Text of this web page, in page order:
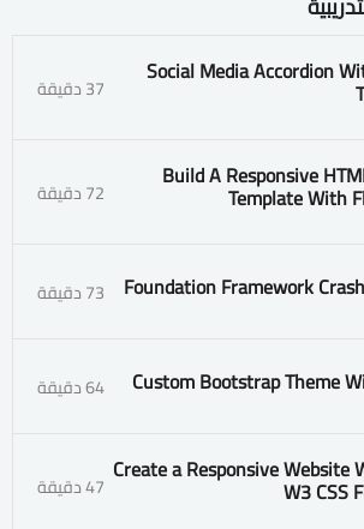
1. Social Media Accordion 37 دقيقة
2. Build A Responsive
Template With 72 دقيقة
73 دقيقة
64 دقيقة
5. Create a Responsive
W3 CSS 47 دقيقة